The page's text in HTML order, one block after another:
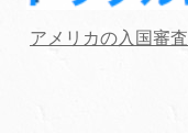
アメリカの入国審